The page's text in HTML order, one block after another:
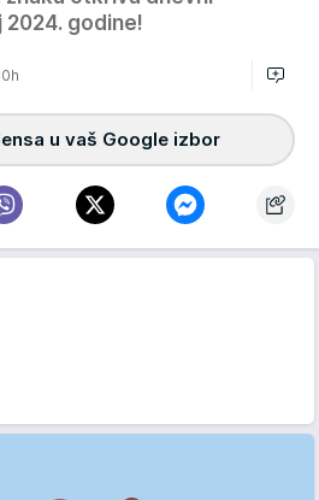
2024. godine!
u vaš Google izbor